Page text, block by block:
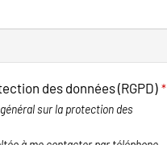
des données (RGPD) *
sur la protection des